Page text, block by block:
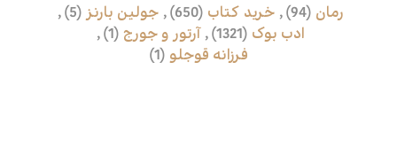
رمان (94)
, خرید کتاب (650)
, جولین بارنز (5)
,
ادب بوک (1321)
, آرتور و جورج (1)
,
فرزانه قوجلو (1)